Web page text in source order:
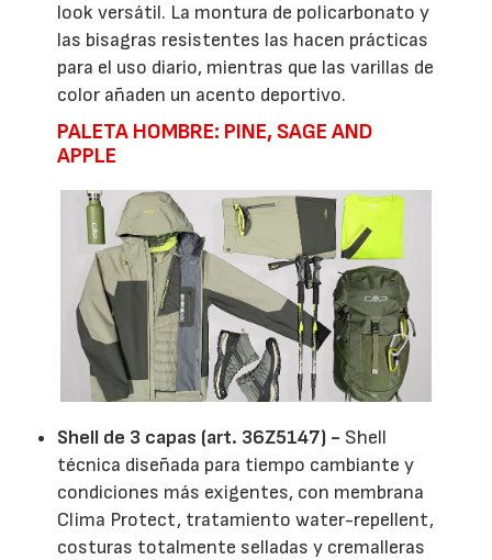
look versátil. La montura de policarbonato y
las bisagras resistentes las hacen prácticas
para el uso diario, mientras que las varillas de
color añaden un acento deportivo.
PALETA HOMBRE: PINE, SAGE AND
APPLE
Shell de 3 capas (art. 36Z5147) - Shell
técnica diseñada para tiempo cambiante y
condiciones más exigentes, con membrana
Clima Protect, tratamiento water-repellent,
costuras totalmente selladas y cremalleras